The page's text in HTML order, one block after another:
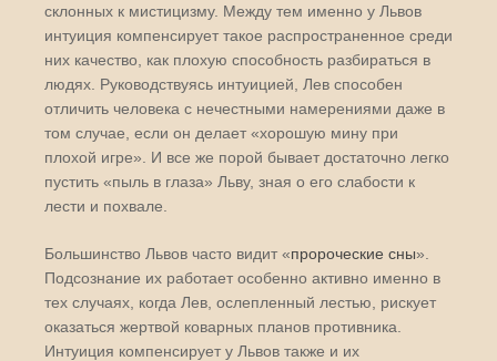
склонных к мистицизму. Между тем именно у Львов
интуиция компенсирует такое распространенное среди
них качество, как плохую способность разбираться в
людях. Руководствуясь интуицией, Лев способен
отличить человека с нечестными намерениями даже в
том случае, если он делает «хорошую мину при
плохой игре». И все же порой бывает достаточно легко
пустить «пыль в глаза» Льву, зная о его слабости к
лести и похвале.
Большинство Львов часто видит «пророческие сны».
Подсознание их работает особенно активно именно в
тех случаях, когда Лев, ослепленный лестью, рискует
оказаться жертвой коварных планов противника.
Интуиция компенсирует у Львов также и их